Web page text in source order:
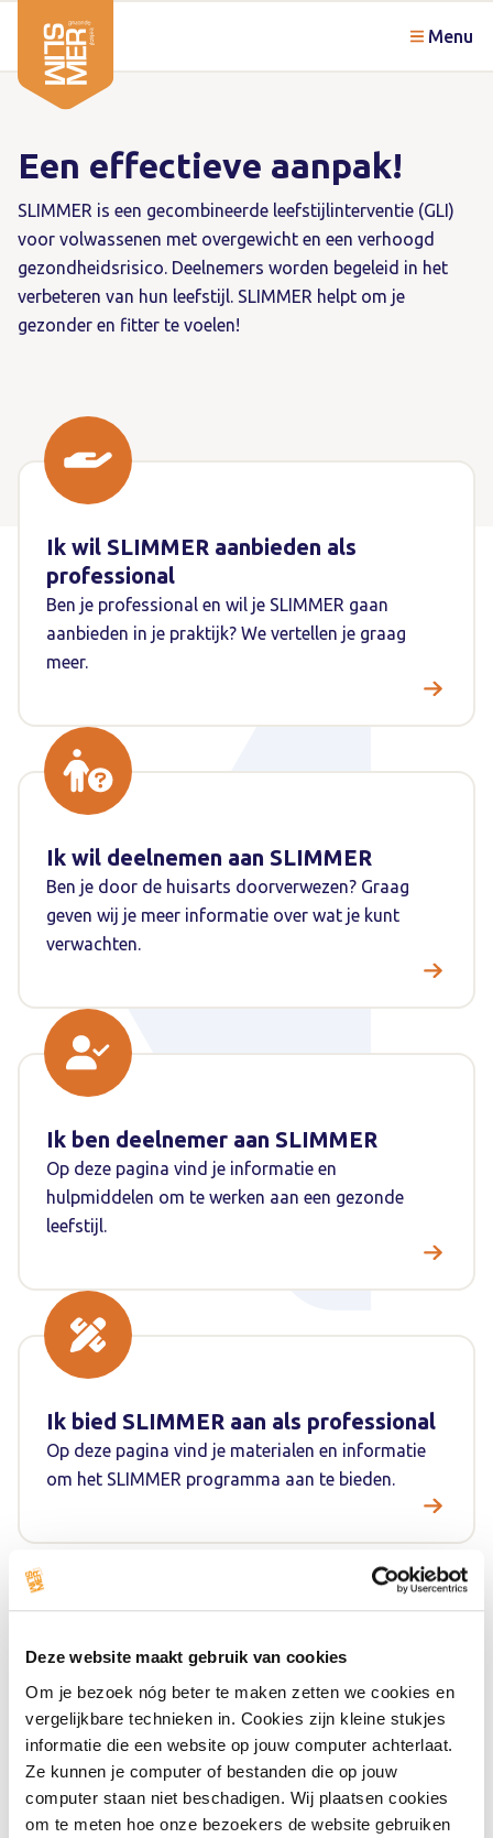
Deze website maakt gebruik van cookies
Om je bezoek nóg beter te maken zetten we cookies en
vergelijkbare technieken in. Cookies zijn kleine stukjes
informatie die een website op jouw computer achterlaat.
Ze kunnen je computer of bestanden die op jouw
computer staan niet beschadigen. Wij plaatsen cookies
om te meten hoe onze bezoekers de website gebruiken
Menu
Een effectieve aanpak!
SLIMMER is een gecombineerde leefstijlinterventie (GLI)
voor volwassenen met overgewicht en een verhoogd
gezondheidsrisico. Deelnemers worden begeleid in het
verbeteren van hun leefstijl. SLIMMER helpt om je
gezonder en fitter te voelen!
Ik wil SLIMMER aanbieden als
professional
Ben je professional en wil je SLIMMER gaan
aanbieden in je praktijk? We vertellen je graag
meer.
Ik wil deelnemen aan SLIMMER
Ben je door de huisarts doorverwezen? Graag
geven wij je meer informatie over wat je kunt
verwachten.
Ik ben deelnemer aan SLIMMER
Op deze pagina vind je informatie en
hulpmiddelen om te werken aan een gezonde
leefstijl.
Ik bied SLIMMER aan als professional
Op deze pagina vind je materialen en informatie
om het SLIMMER programma aan te bieden.
Wij begeleiden mensen naar een gezonde leefstijl.
Ben je te zwaar en loop je gezondheidsrisico’s of heb je
obesitas? En wil je gezonder gaan leven, maar weet je niet
goed waar en hoe te beginnen? Dan is SLIMMER iets voor
jou.